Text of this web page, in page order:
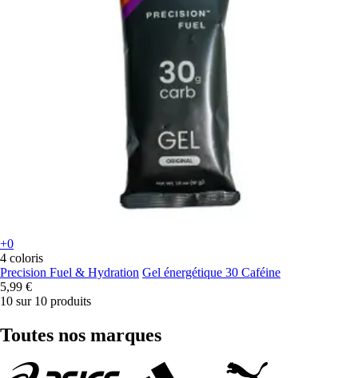
+0
4 coloris
Precision Fuel & Hydration Gel énergétique 30 Caféine
5,99 €
10 sur 10 produits
Toutes nos marques